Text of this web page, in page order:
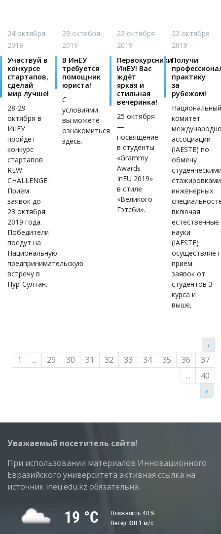
24 октября
2019
Участвуй в
конкурсе
стартапов,
сделай
мир лучше!
28-29
октября в
ИнЕУ
пройдёт
конкурс
стартапов
REW
CHALLENGE.
Приём
заявок до
23 октября
2019 года.
Победители
поедут на
Национальную
предпринимательскую
встречу в
Нур-Султан.
23 октября
2019
В ИнЕУ
требуется
помощник
юриста!
С
условиями
вы можете
ознакомиться
здесь.
23 октября
2019
Первокурсники
ИнЕУ! Вас
ждёт
яркая и
стильная
вечеринка!
25 октября
—
посвящение
в студенты
«Grammy
Awards —
InEU 2019»
в стиле
«Великого
Гэтсби».
22 октября
2019
Получи
практику
за
рубежом!
комитет
ассоциации
(IAESTE) по
обмену
стажировками
инженерных
включая
естественные
науки
(IAESTE)
осуществляет
прием
заявок от
студентов 3
курса и
выше,
‹
1 ... 29 30 31 32 33 34 35 36
37
...
40
›
Уважаемый посетитель сайта!
При использовании материалов Инновационного
Евразийского университета активная ссылка на
источник ineu.edu.kz обязательна.